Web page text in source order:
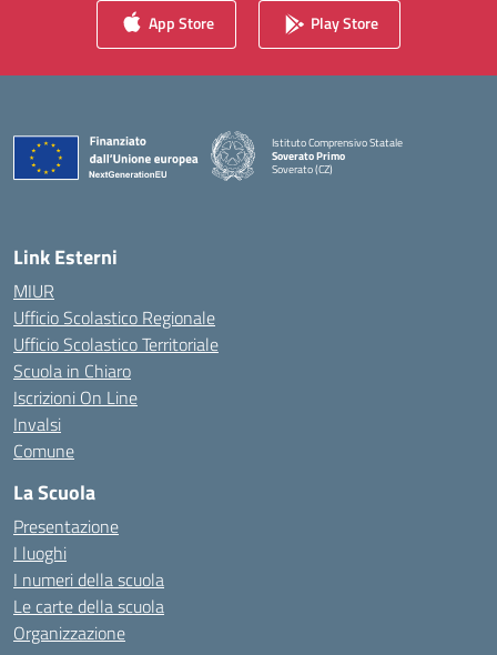
App Store Play Store
Istituto Comprensivo Statale
Soverato Primo
Soverato (CZ)
Link Esterni
MIUR
Ufficio Scolastico Regionale
Ufficio Scolastico Territoriale
Scuola in Chiaro
Iscrizioni On Line
Invalsi
Comune
La Scuola
Presentazione
I luoghi
I numeri della scuola
Le carte della scuola
Organizzazione